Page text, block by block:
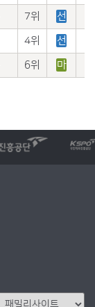
7위 선
4위 선
6위 마